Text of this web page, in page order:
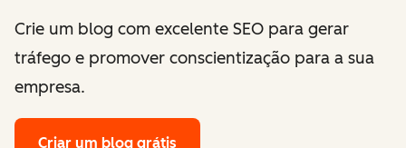
Crie um blog com excelente SEO para gerar
tráfego e promover conscientização para a sua
empresa.
Criar um blog grátis